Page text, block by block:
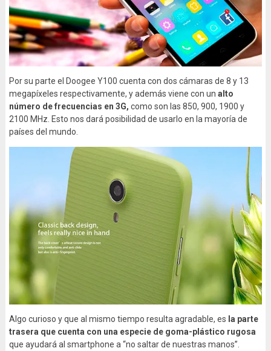
Por su parte el Doogee Y100 cuenta con dos cámaras de 8 y 13
megapíxeles respectivamente, y además viene con un alto
número de frecuencias en 3G, como son las 850, 900, 1900 y
2100 MHz. Esto nos dará posibilidad de usarlo en la mayoría de
países del mundo.
Algo curioso y que al mismo tiempo resulta agradable, es la parte
trasera que cuenta con una especie de goma-plástico rugosa
que ayudará al smartphone a “no saltar de nuestras manos”.